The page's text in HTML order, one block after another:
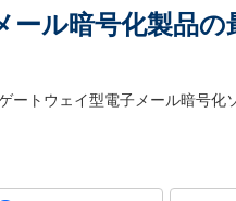
ル暗号化製品の
ートウェイ型電子メール暗号化